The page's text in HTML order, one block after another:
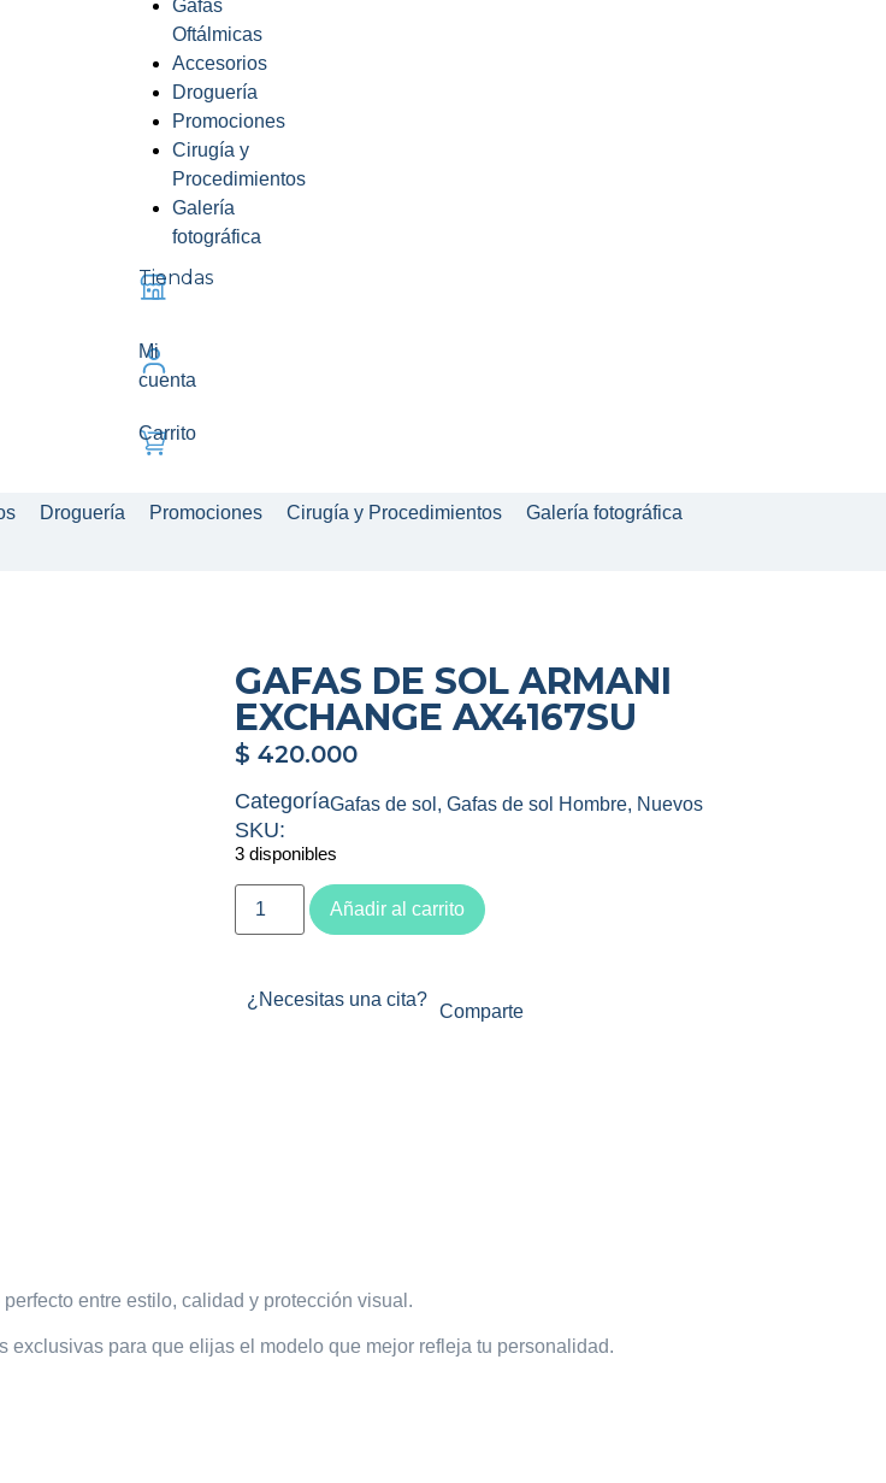
Gafas
Oftálmicas
Accesorios
Droguería
Promociones
Cirugía y
Procedimientos
Galería
fotográfica
Tiendas
Mi
cuenta
Carrito
Droguería Promociones Cirugía y Procedimientos Galería fotográfica
GAFAS DE SOL ARMANI
EXCHANGE AX4167SU
$ 420.000
CategoríaGafas de sol , Gafas de sol Hombre, Nuevos
SKU:
3 disponibles
Añadir al carrito
¿Necesitas una cita?
Comparte
entre estilo, calidad y protección visual.
exclusivas para que elijas el modelo que mejor refleja tu personalidad.